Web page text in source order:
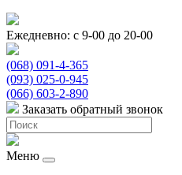
Ежедневно: с 9-00 до 20-00
(068) 091-4-365
(093) 025-0-945
(066) 603-2-890
Заказать обратный звонок
Меню